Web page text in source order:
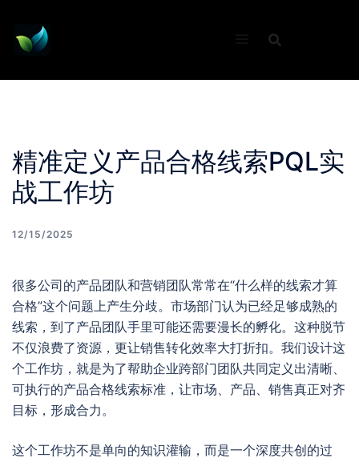
content
精准定义产品合格线索PQL实
战工作坊
12/15/2025
很多公司的产品团队和营销团队常常在“什么样的线索才算
合格”这个问题上产生分歧。市场部门认为已经足够成熟的
线索，到了产品团队手里可能还需要漫长的孵化。这种脱节
不仅浪费了资源，更让销售转化效率大打折扣。我们设计这
个工作坊，就是为了帮助企业跨部门团队共同定义出清晰、
可执行的产品合格线索标准，让市场、产品、销售真正对齐
目标，形成合力。
这个工作坊不是单向的知识灌输，而是一个深度共创的过